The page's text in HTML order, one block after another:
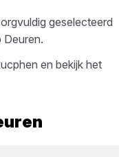
geselecteerd
Deuren.
en bekijk het